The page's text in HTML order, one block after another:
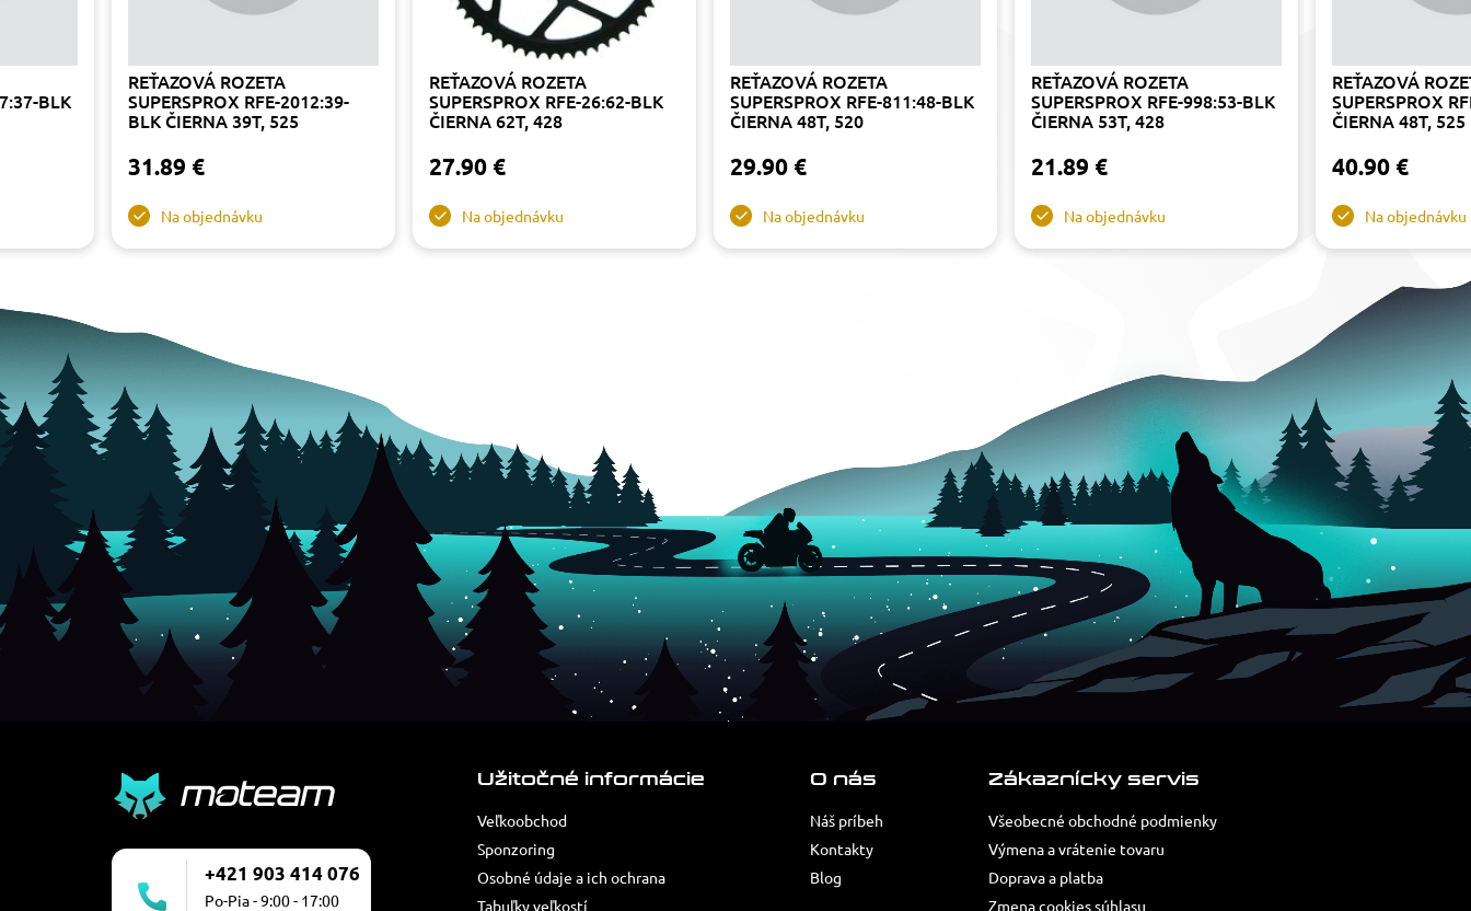
BLK
REŤAZOVÁ ROZETA
SUPERSPROX RFE-2012:39-
BLK ČIERNA 39T, 525
31.89 €
Na objednávku
REŤAZOVÁ ROZETA
SUPERSPROX RFE-26:62-BLK
ČIERNA 62T, 428
27.90 €
Na objednávku
REŤAZOVÁ ROZETA
SUPERSPROX RFE-811:48-BLK
ČIERNA 48T, 520
29.90 €
Na objednávku
REŤAZOVÁ ROZETA
SUPERSPROX RFE-998:53-BLK
ČIERNA 53T, 428
21.89 €
Na objednávku
REŤAZOVÁ
SUPERSPROX
ČIERNA 48T, 525
40.90 €
Na objednávku
+421 903 414 076
Po-Pia - 9:00 - 17:00
Užitočné informácie
Veľkoobchod
Sponzoring
Osobné údaje a ich ochrana
Tabuľky veľkostí
O nás
Náš príbeh
Kontakty
Blog
Zákaznícky servis
Všeobecné obchodné podmienky
Výmena a vrátenie tovaru
Doprava a platba
Zmena cookies súhlasu